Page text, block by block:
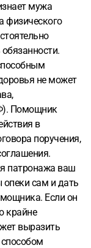
мужа
физического
не может
Помощник
в
поручения,
патронажа ваш
сам и дать
Если он
крайне
выразить